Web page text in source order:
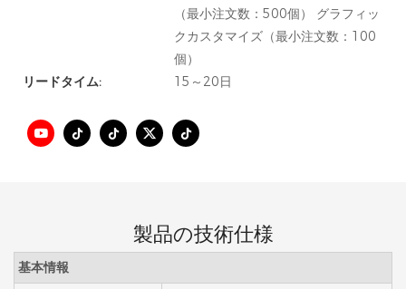
（最小注文数：500個） グラフィッ
クカスタマイズ（最小注文数：100
個）
リードタイム:
15～20日
製品の技術仕様
基本情報